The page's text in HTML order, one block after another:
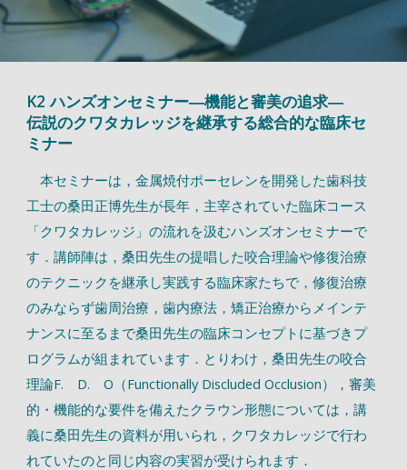
K2 ハンズオンセミナー―機能と審美の追求―
伝説のクワタカレッジを継承する総合的な臨床セ
ミナー
本セミナーは，金属焼付ポーセレンを開発した歯科技
工士の桑田正博先生が長年，主宰されていた臨床コース
「クワタカレッジ」の流れを汲むハンズオンセミナーで
す．講師陣は，桑田先生の提唱した咬合理論や修復治療
のテクニックを継承し実践する臨床家たちで，修復治療
のみならず歯周治療，歯内療法，矯正治療からメインテ
ナンスに至るまで桑田先生の臨床コンセプトに基づきプ
ログラムが組まれています．とりわけ，桑田先生の咬合
理論F. D. O（Functionally Discluded Occlusion），審美
的・機能的な要件を備えたクラウン形態については，講
義に桑田先生の資料が用いられ，クワタカレッジで行わ
れていたのと同じ内容の実習が受けられます．